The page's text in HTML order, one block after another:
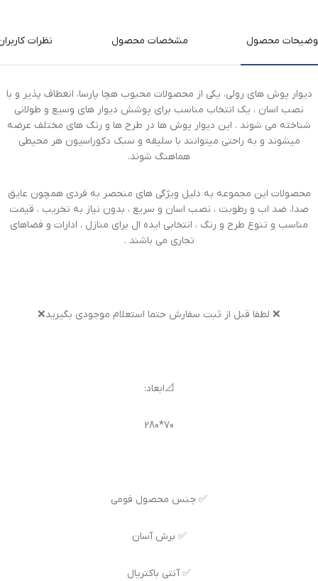
محصول مشخصات محصول نظرات
دیوار پوش های رولی، یکی از محصولات محبوب هچا پارسا، انعطاف پذیر و با
نصب اسان ، یک انتخاب مناسب برای پوشش دیوار های وسیع و طولانی
شناخته می شوند . این دیوار پوش ها در طرح ها و رنگ های مختلف عرضه
میشوند و به راحتی میتوانند با سلیقه و سبک دکوراسیون هر محیطی
هماهنگ شوند.
محصولات این مجموعه به دلیل ویژگی های منحصر به فردی همچون عایق
صدا، ضد اب و رطوبت ، نصب اسان و سریع ، بدون نیاز به تخریب ، قیمت
مناسب و تنوع طرح و رنگ ، انتخابی ایده ال برای منازل ، ادارات و فضاهای
تجاری می باشند .
❌ لطفا قبل از ثبت سفارش حتما استعلام موجودی بگیرید❌
📐ابعاد:
70*280
✅ جنس محصول فومی
✅ برش آسان
✅ آنتی باکتریال